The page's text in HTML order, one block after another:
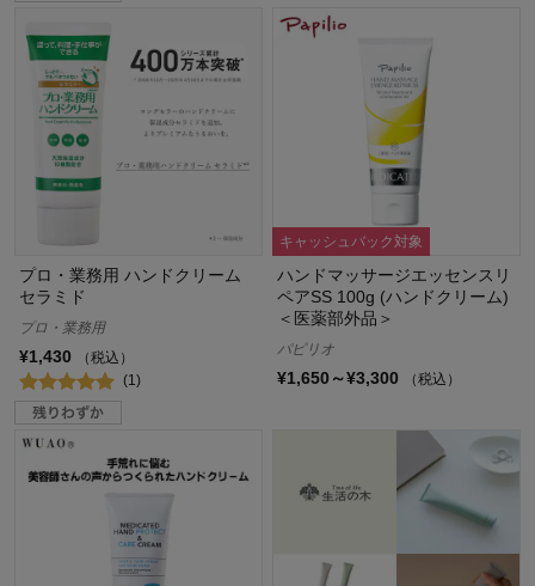
プロ・業務用 ハンドクリーム
セラミド
プロ・業務用
¥1,430
（税込）
(1)
キャッシュバック対象
ハンドマッサージエッセンスリ
ペアSS 100g (ハンドクリーム)
＜医薬部外品＞
パピリオ
¥1,650～¥3,300 （税込）